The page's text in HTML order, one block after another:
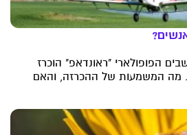
הפופולארי "ראונדאפ" הוכרז
מה המשמעות של ההכרזה, והאם